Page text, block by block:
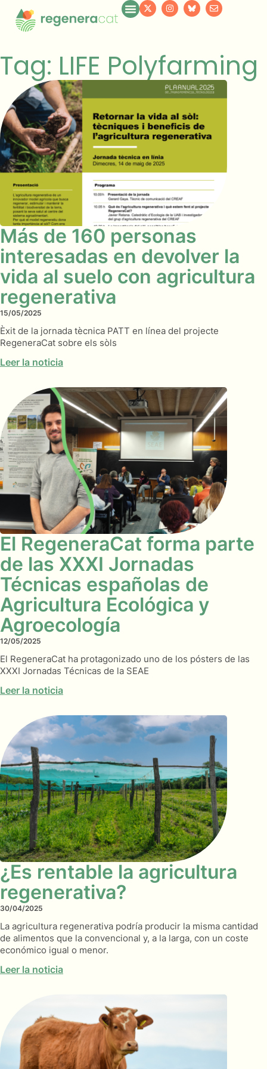
Tag: LIFE Polyfarming
Más de 160 personas
interesadas en devolver la
vida al suelo con agricultura
regenerativa
15/05/2025
Èxit de la jornada tècnica PATT en línea del projecte
RegeneraCat sobre els sòls
Leer la noticia
El RegeneraCat forma parte
de las XXXI Jornadas
Técnicas españolas de
Agricultura Ecológica y
Agroecología
12/05/2025
El RegeneraCat ha protagonizado uno de los pósters de las
XXXI Jornadas Técnicas de la SEAE
Leer la noticia
¿Es rentable la agricultura
regenerativa?
30/04/2025
La agricultura regenerativa podría producir la misma cantidad
de alimentos que la convencional y, a la larga, con un coste
económico igual o menor.
Leer la noticia